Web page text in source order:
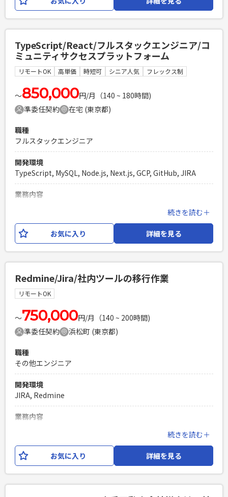
能の開発 ・UI/UXを重視したインターフェースの実装 ・アプ
Notion / Slack その他：Firebase / GitHub Copilot / GitHub
Actions ※月に1～2回程度実施される、仕様説明会（PdMか
らの情報共有）へのご参加をお願いいたします。
必須スキル
・Flutterを用いたアプリケーションの設計・開発経験がある
方 ・チームでの開発経験があり、円滑なコミュニケーション
PHPを用いたWebサービスの開発経験4年以上
エンジニア複数人のチームでの開発経験
TypeScript/React/フルスタックエンジニア/コ
ミュニティサクセスプラットフォーム
リモートOK 高単価 時短可 シニア人気 フレックス制
〜850,000円/月（140 ~ 180時間)
準委任契約
在宅 (東京都)
職種
フルスタックエンジニア
開発環境
TypeScript, MySQL, Node.js, Next.js, GCP, GitHub, JIRA
業務内容
Webアプリケーショエンジニアとして フロントエンドからバ
ックエンドまでを包括的にご担当いただきます。 開発ロード
マップに基づいた機能実装を中心に、ユーザーインターフェ
発、コードレビュー、テスト、リリースといった一連の開発
プロセスへの主体的な参加 ・新規機能開発および既存機能の
改善・運用を担当 ・WebアプリケーションのUI/UX設計およ
び実装 ・コードレビューおよび品質管理を通じて開発チーム
をサポート ・技術的負債や仕様漏れを特定し、プロダクトの
品質向上に貢献 【開発環境】 フロントエンド：
TypeScript,Express インフラ・DB：GCP,MySQL アプリ：
Flutter,Dart その他：
Cypress,Jest,Git,Jira,Firebase,Terraform 他
必須スキル
・TypeScript,React,Next.jsを使用した、Webアプリケーショ
ンのフロントエンドの開発経験（4,5年以上） ・TypeScriptを
使用したバックエンドの開発経験（NestJS,Express） ・Git
PHPを用いたWebサービスの開発経験4年以上
Laravelを用いた開発経験1年以上
続きを読む＋
お気に入り 詳細を見る
Redmine/Jira/社内ツールの移行作業
リモートOK
〜750,000円/月（140 ~ 200時間)
準委任契約
浜松町 (東京都)
職種
その他エンジニア
開発環境
JIRA, Redmine
業務内容
Redmineに移行する。 ・現行環境(Jira)調査、機能要件定
義、基本設計 ・新環境(Redmine)構築（環境構築、機能追
加、データ入力、等） ・データ移行対応 ・各種ドキュメ
続きを読む＋
お気に入り 詳細を見る